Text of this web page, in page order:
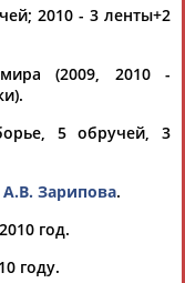
2010 - 3 ленты+2
(2009, 2010 -
5 обручей, 3
А.В. Зарипова.
год.
году.